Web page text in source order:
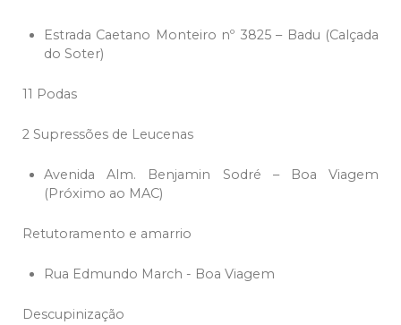
Estrada Caetano Monteiro nº 3825 – Badu (Calçada
do Soter)
11 Podas
2 Supressões de Leucenas
Avenida Alm. Benjamin Sodré – Boa Viagem
(Próximo ao MAC)
Retutoramento e amarrio
Rua Edmundo March - Boa Viagem
Descupinização